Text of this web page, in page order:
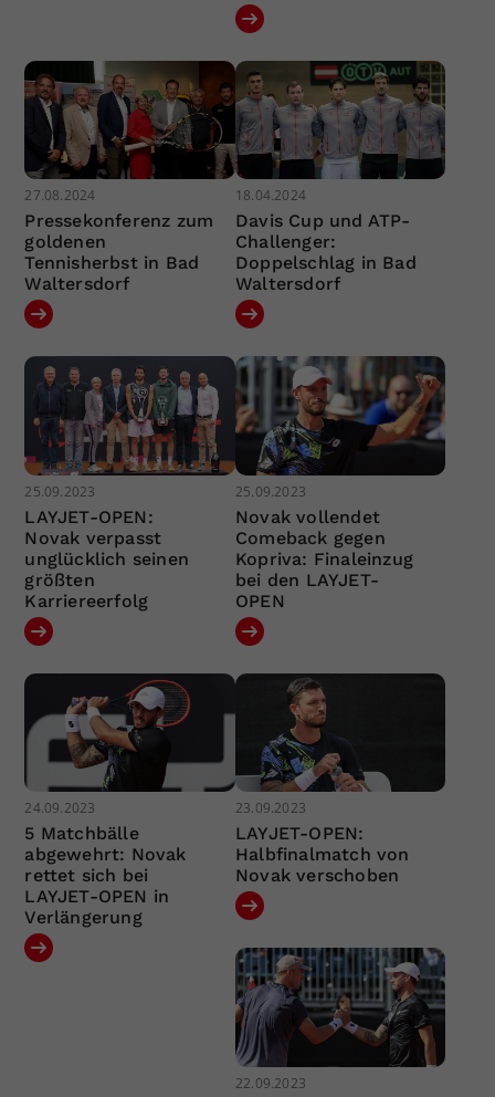
27.08.2024
Pressekonferenz zum
goldenen
Tennisherbst in Bad
Waltersdorf
18.04.2024
Davis Cup und ATP-
Challenger:
Doppelschlag in Bad
Waltersdorf
25.09.2023
LAYJET-OPEN:
Novak verpasst
unglücklich seinen
größten
Karriereerfolg
25.09.2023
Novak vollendet
Comeback gegen
Kopriva: Finaleinzug
bei den LAYJET-
OPEN
24.09.2023
5 Matchbälle
abgewehrt: Novak
rettet sich bei
LAYJET-OPEN in
Verlängerung
23.09.2023
LAYJET-OPEN:
Halbfinalmatch von
Novak verschoben
22.09.2023